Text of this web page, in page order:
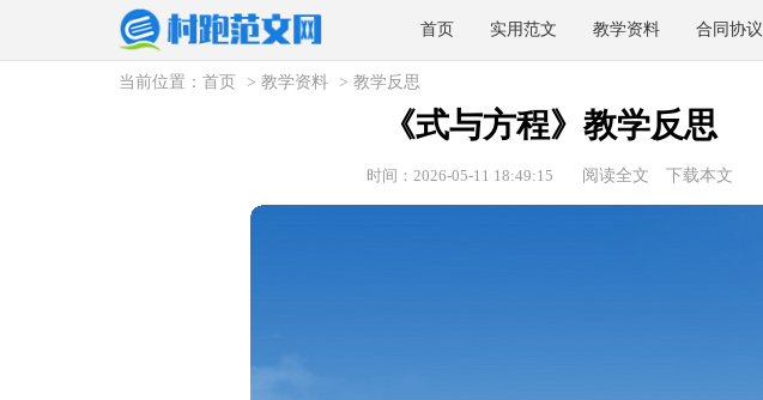
首页 实用范文 教学资料 合同协议
当前位置： 首页 > 教学资料 > 教学反思
《式与方程》教学反思
时间：2026-05-11 18:49:15 阅读全文 下载本文